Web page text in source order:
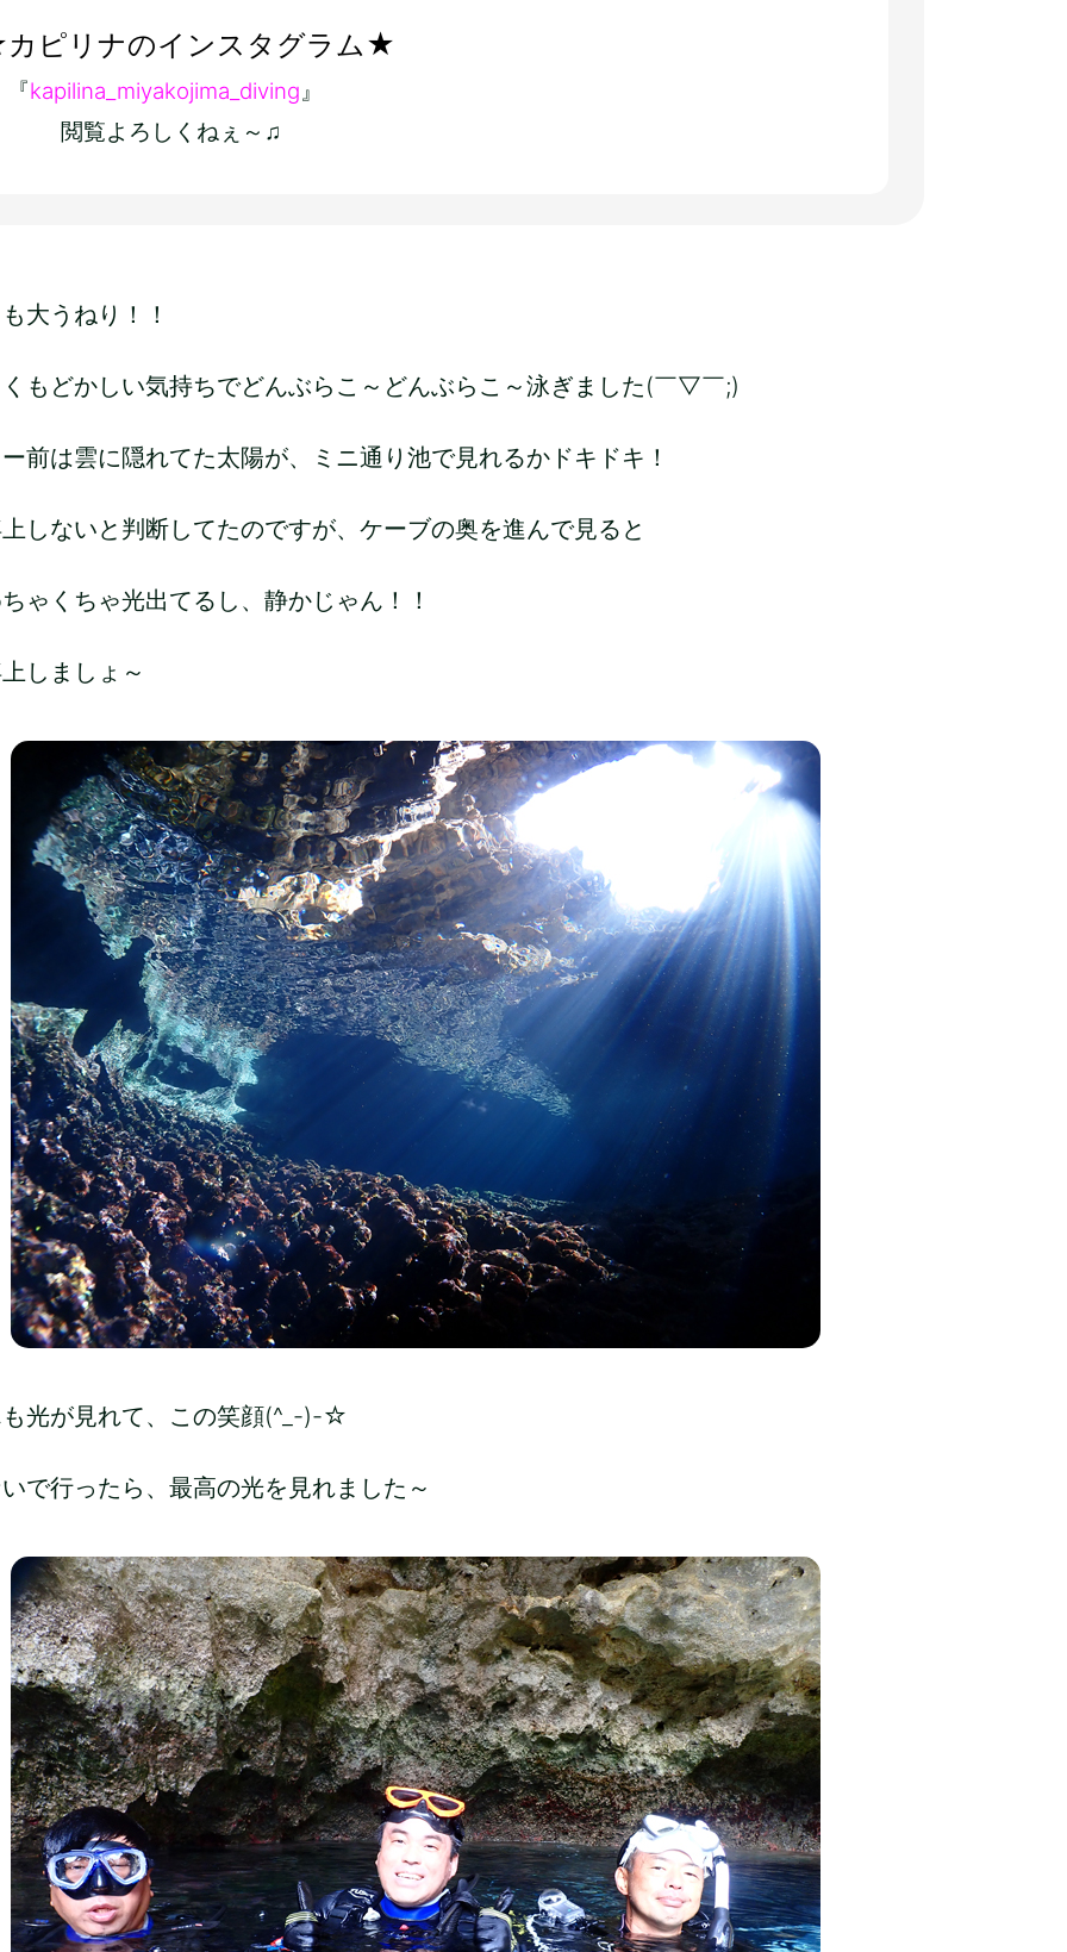
ピリナのインスタグラム★
kapilina_miyakojima_diving』
覧よろしくねぇ～♫
大うねり！！
もどかしい気持ちでどんぶらこ～どんぶらこ～泳ぎました(￣▽￣;)
前は雲に隠れてた太陽が、ミニ通り池で見れるかドキドキ！
しないと判断してたのですが、ケーブの奥を進んで見ると
ゃくちゃ光出てるし、静かじゃん！！
しましょ～
光が見れて、この笑顔(^_-)-☆
で行ったら、最高の光を見れました～